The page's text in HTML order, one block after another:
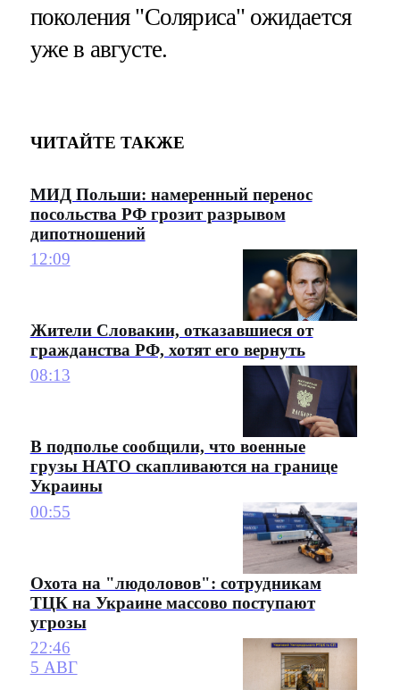
поколения "Соляриса" ожидается
уже в августе.
ЧИТАЙТЕ ТАКЖЕ
МИД Польши: намеренный перенос
посольства РФ грозит разрывом
дипотношений
12:09
Жители Словакии, отказавшиеся от
гражданства РФ, хотят его вернуть
08:13
В подполье сообщили, что военные
грузы НАТО скапливаются на границе
Украины
00:55
Охота на "людоловов": сотрудникам
ТЦК на Украине массово поступают
угрозы
22:46
5 АВГ